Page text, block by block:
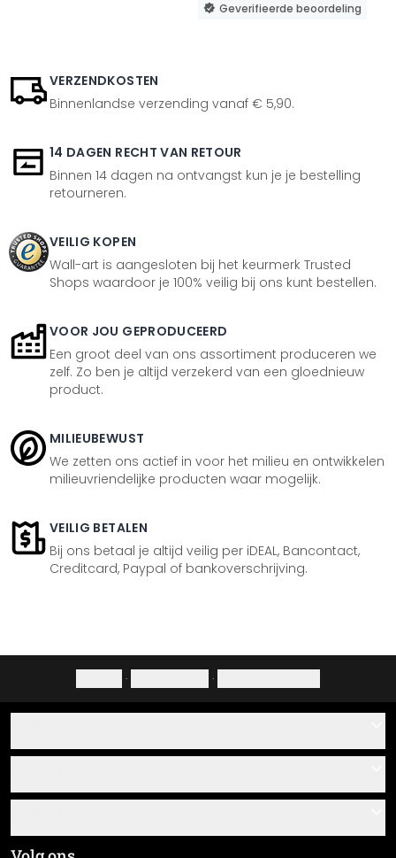
Geverifieerde beoordeling
VERZENDKOSTEN
Binnenlandse verzending vanaf € 5,90.
14 DAGEN RECHT VAN RETOUR
Binnen 14 dagen na ontvangst kun je je bestelling
retourneren.
VEILIG KOPEN
Wall-art is aangesloten bij het keurmerk Trusted
Shops waardoor je 100% veilig bij ons kunt bestellen.
VOOR JOU GEPRODUCEERD
Een groot deel van ons assortiment produceren we
zelf. Zo ben je altijd verzekerd van een gloednieuw
product.
MILIEUBEWUST
We zetten ons actief in voor het milieu en ontwikkelen
milieuvriendelijke producten waar mogelijk.
VEILIG BETALEN
Bij ons betaal je altijd veilig per iDEAL, Bancontact,
Creditcard, Paypal of bankoverschrijving.
· ·
Over ons
Plak- en montagehandleidingen
Algemene voorwaarden